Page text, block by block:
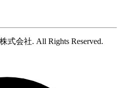
式会社. All Rights Reserved.